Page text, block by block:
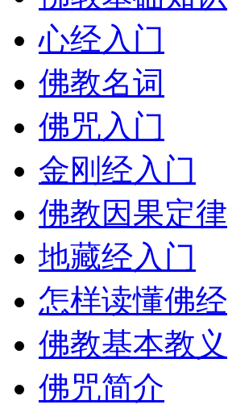
心经入门
佛教名词
佛咒入门
金刚经入门
佛教因果定律
地藏经入门
怎样读懂佛经
佛教基本教义
佛咒简介